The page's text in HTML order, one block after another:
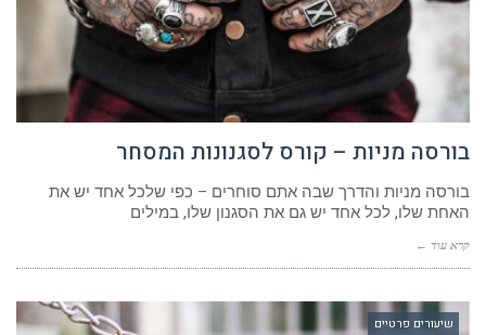
בורסה מניות – קורס לסגנונות המסחר
בורסה מניות והדרך שבה אתם סוחרים – כפי שלכל אחד יש את
האחת שלו, לכל אחד יש גם את הסגנון שלו, במילים
קרא עוד ←
שיעורים פרטיים